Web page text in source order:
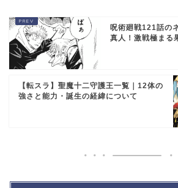
呪術廻戦121話の
真人！激戦極まる
【転スラ】聖魔十二守護王一覧｜12体の
強さと能力・誕生の経緯について